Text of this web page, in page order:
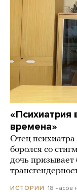
«Психиатрия
времена»
Отец
боролся со
дочь призывает
ИСТОРИИ 18 часов